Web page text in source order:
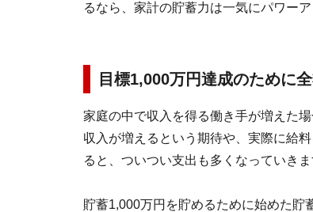
るなら、家計の貯蓄力は一気にパワーア
目標1,000万円達成のために
家庭の中で収入を得る働き手が増えた
収入が増えるという期待や、実際に給
ると、ついつい支出も多くなっていきま
貯蓄1,000万円を貯めるために始めた貯